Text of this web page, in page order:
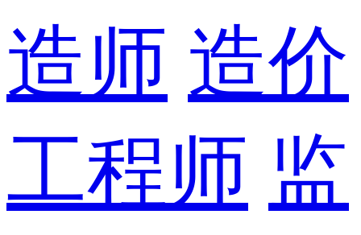
造师 造价
工程师 监